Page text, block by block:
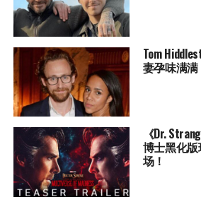
Tom
妻孕味满满
《Dr.
博士黑化
场！